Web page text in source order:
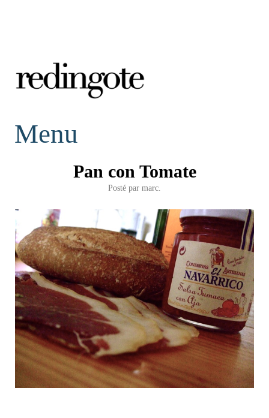
redingote.
Menu
Pan con Tomate
Posté par marc.